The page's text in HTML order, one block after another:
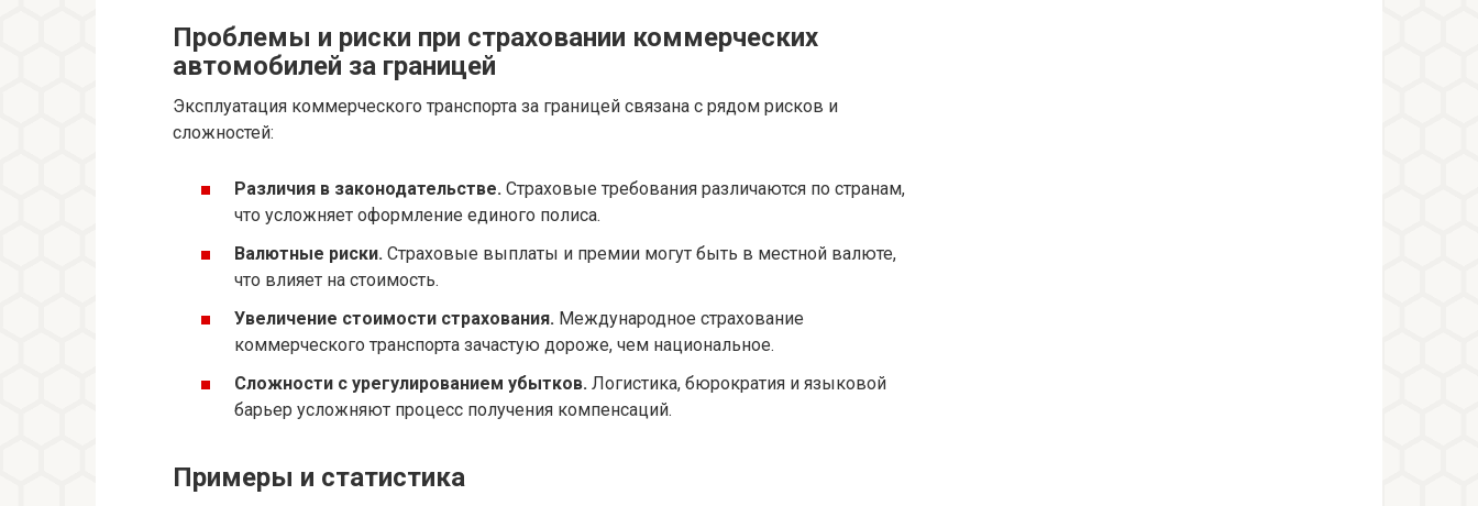
Проблемы и риски при страховании коммерческих
автомобилей за границей
Эксплуатация коммерческого транспорта за границей связана с рядом рисков и
сложностей:
Различия в законодательстве. Страховые требования различаются по странам,
что усложняет оформление единого полиса.
Валютные риски. Страховые выплаты и премии могут быть в местной валюте,
что влияет на стоимость.
Увеличение стоимости страхования. Международное страхование
коммерческого транспорта зачастую дороже, чем национальное.
Сложности с урегулированием убытков. Логистика, бюрократия и языковой
барьер усложняют процесс получения компенсаций.
Примеры и статистика